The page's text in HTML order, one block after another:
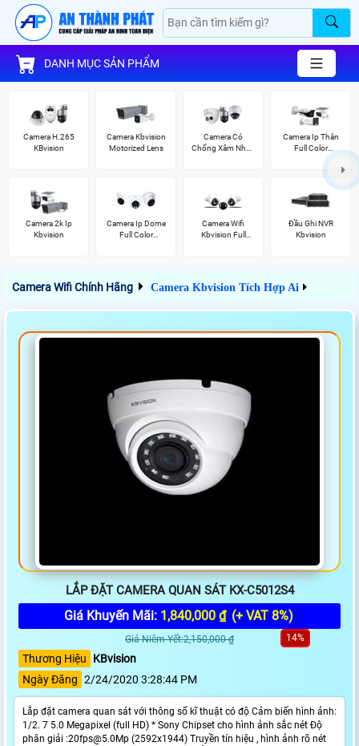
DANH MỤC SẢN PHẨM
Camera H.265
KBvision
Camera Kbvision
Motorized Lens
Camera Có
Chống Xâm Nhập
Camera Ip Thân
Full Color
Kbvision
Camera 2k Ip
Kbvision
Camera Ip Dome
Full Color
Camera Wifi
Kbvision Full
Đầu Ghi NVR
Kbvision
Camera Wifi Chính Hãng Camera Kbvision Tích Hợp Ai
LẮP ĐẶT CAMERA QUAN SÁT KX-C5012S4
Giá Khuyến Mãi: 1,840,000 ₫ (+ VAT 8%)
Giá Niêm Yết:2,150,000 ₫ 14%
Thương Hiệu
KBvision
Ngày Đăng 2/24/2020 3:28:44 PM
Lắp đặt camera quan sát với thông số kĩ thuật có độ Cảm biến hình ảnh:
1/2. 7 5.0 Megapixel (full HD) * Sony Chipset cho hình ảnh sắc nét Độ
phân giải :20fps@5.0Mp (2592x1944) Truyền tín hiệu , hình ảnh rõ nét